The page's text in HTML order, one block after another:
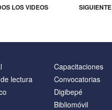
LOS VIDEOS SIGUIENTE
lectura
Capacitaciones
Convocatorias
Digibepé
Bibliomóvil